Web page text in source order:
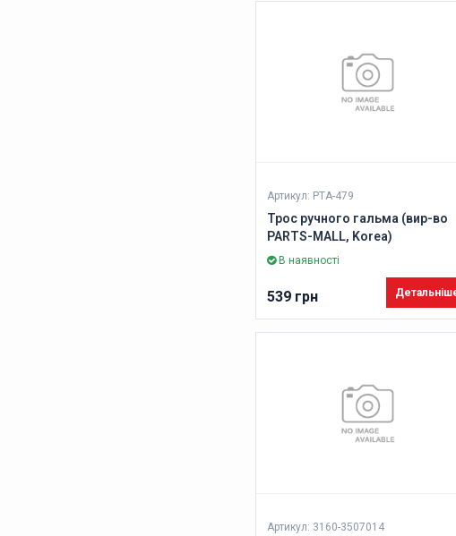
Артикул: PTA-479
Трос ручного гальма (вир-во
PARTS-MALL, Korea)
В наявності
539 грн
Артикул: 3160-3507014